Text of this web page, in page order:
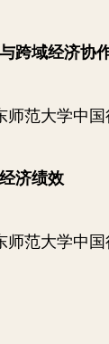
跨域经济协
师范大学中
济绩效
师范大学中